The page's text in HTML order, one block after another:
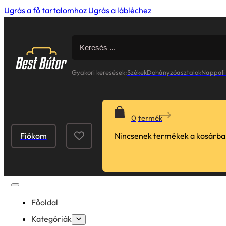
Ugrás a fő tartalomhoz Ugrás a lábléchez
for:
Gyakori keresések:SzékekDohányzóasztalok
Fiókom
0
Nincsenek termékek a
Főoldal
Kategóriák